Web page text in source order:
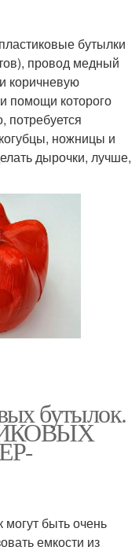
бутылки
провод медный
коричневую
помощи которого
потребуется
ножницы и
дырочки, лучше,
бутылок.
могут быть очень
емкости из